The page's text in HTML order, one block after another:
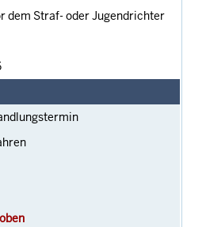
dem Straf- oder Jugendrichter